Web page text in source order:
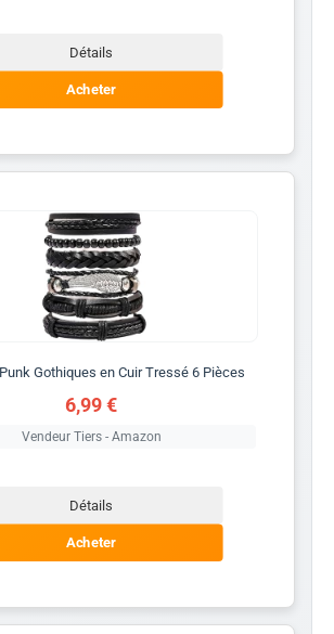
Détails
Acheter
Gothiques en Cuir Tressé 6 Pièces
6,99 €
Vendeur Tiers - Amazon
Détails
Acheter